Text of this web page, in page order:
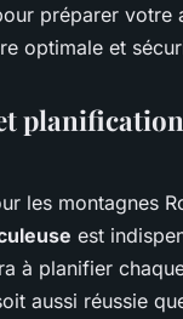
préparer votre
optimale et
les montagnes
est
à planifier
aussi réussie